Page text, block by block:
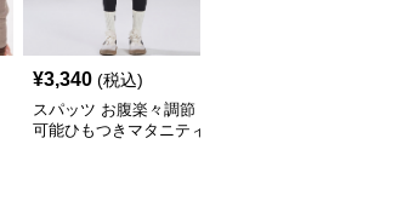
¥3,340 (税込)
スパッツ お腹楽々調節
可能ひもつきマタニティ